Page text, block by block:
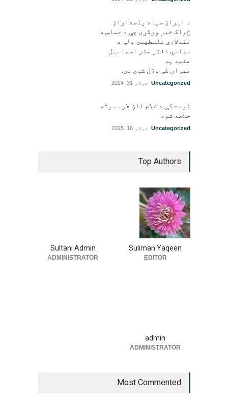
د ایران سپاه پاسداران
ځواک خبر ورکړی چې د حماس د
تندلارې فلسطينۍ ډلې د
سیاسي دفتر مشر اسماعیل
هنيه په
تهران کې وژل شوی دی.
Uncategorized جولای 31, 2024
خوست کې د غلام خان لار بیرته
خلاصه شوه
Uncategorized جولای 16, 2025
Top Authors
Suliman Yaqeen
EDITOR
Sultani Admin
ADMINISTRATOR
admin
ADMINISTRATOR
Most Commented